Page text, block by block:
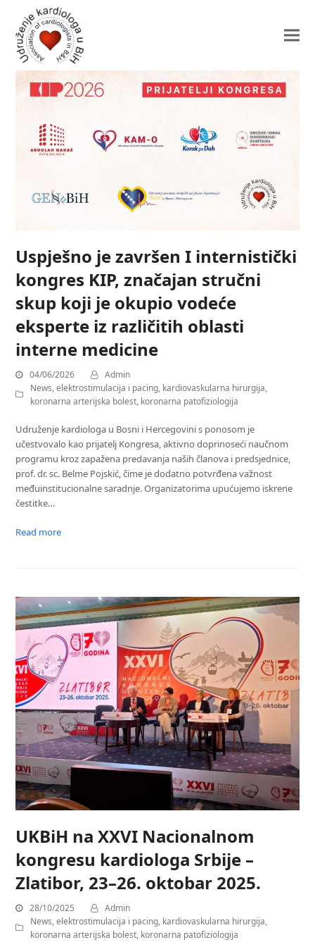
Uspješno je završen I internistički
kongres KIP, značajan stručni
skup koji je okupio vodeće
eksperte iz različitih oblasti
interne medicine
04/06/2026
Admin
News,elektrostimulacija i pacing, kardiovaskularna hirurgija,
koronarna arterijska bolest, koronarna patofiziologija
Udruženje kardiologa u Bosni i Hercegovini s ponosom je
učestvovalo kao prijatelj Kongresa, aktivno doprinoseći naučnom
programu kroz zapažena predavanja naših članova i predsjednice,
prof. dr. sc. Belme Pojskić, čime je dodatno potvrđena važnost
međuinstitucionalne saradnje. Organizatorima upućujemo iskrene
čestitke…
Read more
UKBiH na XXVI Nacionalnom
kongresu kardiologa Srbije –
Zlatibor, 23–26. oktobar 2025.
28/10/2025
Admin
News,elektrostimulacija i pacing, kardiovaskularna hirurgija,
koronarna arterijska bolest, koronarna patofiziologija